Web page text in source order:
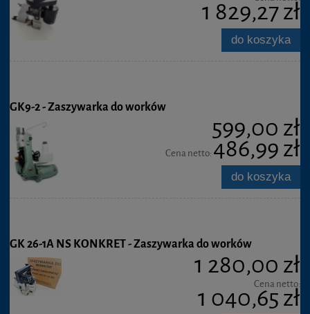
1 829,27 zł
do koszyka
GK9-2 - Zaszywarka do worków
599,00 zł
Cena netto:486,99 zł
do koszyka
GK 26-1A NS KONKRET - Zaszywarka do worków
1 280,00 zł
Cena netto:
1 040,65 zł